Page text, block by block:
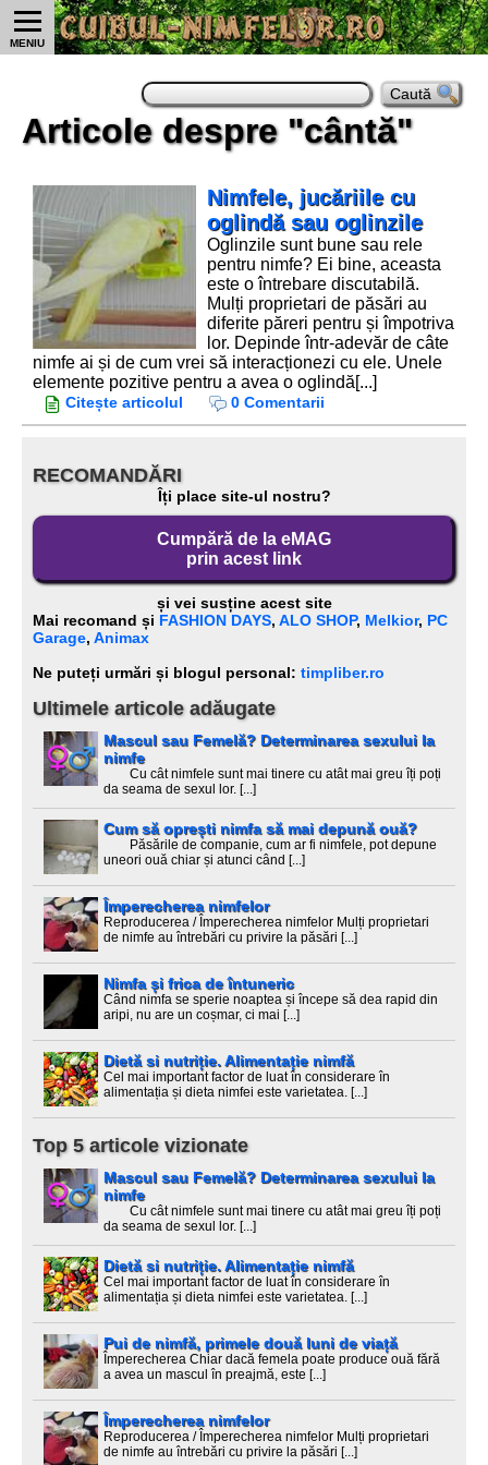
MENIU
Articole despre "cântă"
Nimfele, jucăriile cu
oglindă sau oglinzile
Oglinzile sunt bune sau rele
pentru nimfe? Ei bine, aceasta
este o întrebare discutabilă.
Mulți proprietari de păsări au
diferite păreri pentru și împotriva
lor. Depinde într-adevăr de câte
nimfe ai și de cum vrei să interacționezi cu ele. Unele
elemente pozitive pentru a avea o oglindă[...]
Citește articolul 0 Comentarii
RECOMANDĂRI
Îți place site-ul nostru?
Cumpără de la eMAG
prin acest link
și vei susține acest site
Mai recomand și FASHION DAYS, ALO SHOP, Melkior, PC
Garage, Animax
Ne puteți urmări și blogul personal: timpliber.ro
Ultimele articole adăugate
Mascul sau Femelă? Determinarea sexului la
nimfe
Cu cât nimfele sunt mai tinere cu atât mai greu îți poți
da seama de sexul lor. [...]
Cum să oprești nimfa să mai depună ouă?
Păsările de companie, cum ar fi nimfele, pot depune
uneori ouă chiar și atunci când [...]
Împerecherea nimfelor
Reproducerea / Împerecherea nimfelor Mulți proprietari
de nimfe au întrebări cu privire la păsări [...]
Nimfa și frica de întuneric
Când nimfa se sperie noaptea și începe să dea rapid din
aripi, nu are un coșmar, ci mai [...]
Dietă si nutriție. Alimentație nimfă
Cel mai important factor de luat în considerare în
alimentația și dieta nimfei este varietatea. [...]
Top 5 articole vizionate
Mascul sau Femelă? Determinarea sexului la
nimfe
Cu cât nimfele sunt mai tinere cu atât mai greu îți poți
da seama de sexul lor. [...]
Dietă si nutriție. Alimentație nimfă
Cel mai important factor de luat în considerare în
alimentația și dieta nimfei este varietatea. [...]
Pui de nimfă, primele două luni de viață
Împerecherea Chiar dacă femela poate produce ouă fără
a avea un mascul în preajmă, este [...]
Împerecherea nimfelor
Reproducerea / Împerecherea nimfelor Mulți proprietari
de nimfe au întrebări cu privire la păsări [...]